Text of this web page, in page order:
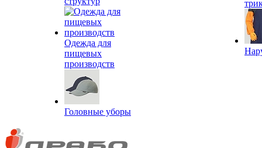
Одежда для
пищевых
производств
Головные уборы